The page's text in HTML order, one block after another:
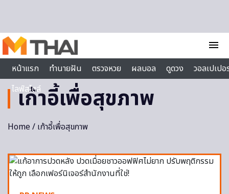
menu
หน้าแรก
ทำนายฝัน ตรวจหวย ผลบอล ดูดวง
วอลเปเป
ไลฟ์สไตล์
เก้าอี้เพื่อสุขภาพ
Home/ เก้าอี้เพื่อสุขภาพ